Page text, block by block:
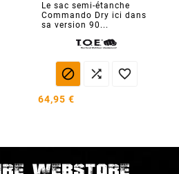
Le sac semi-étanche
Commando Dry ici dans
sa version 90...
  
64,95 €